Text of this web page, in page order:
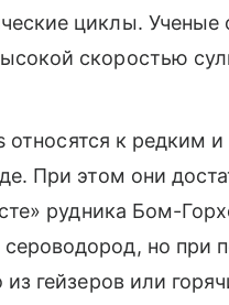
циклы.
скоростью
к редким
При этом они
рудника Бом-
но при
гейзеров или